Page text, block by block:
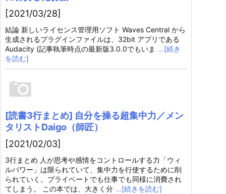
[2021/03/28]
結論 新しいライセンス管理用ソフト Waves Central から
生成されるプラグインファイルは、32bit アプリである
Audacity (記事執筆時点の最新版3.0.0でもいま …[続き
を読む]
[読書3行まとめ] 自分を操る超集中力／メン
タリストDaigo（師匠）
[2021/02/03]
3行まとめ 人が思考や感情をコントロールする力「ウィ
ルパワー」は限られていて、集中力を行使するために削
られていく。プライベートでも仕事でも同様に消費され
てしまう。 この本では、大きく分 …[続きを読む]